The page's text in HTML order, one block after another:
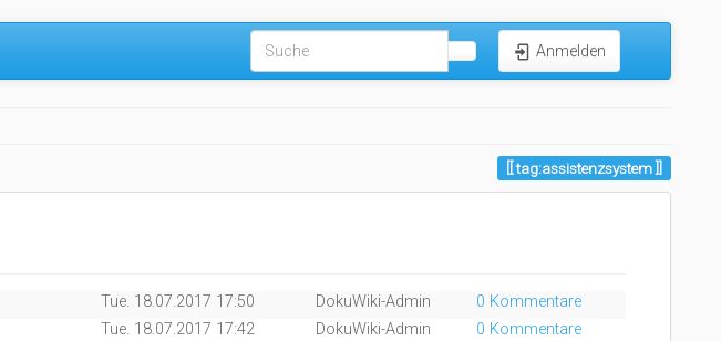
Anmelden
tag:assistenzsystem
Tue. 18.07.2017 17:50 DokuWiki-Admin 0 Kommentare
Tue. 18.07.2017 17:42 DokuWiki-Admin 0 Kommentare